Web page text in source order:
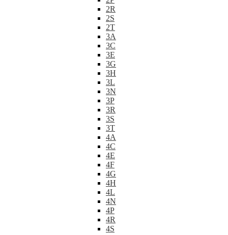
2R
2S
2T
3A
3C
3E
3G
3H
3L
3N
3P
3R
3S
3T
4A
4C
4E
4F
4G
4H
4L
4N
4P
4R
4S